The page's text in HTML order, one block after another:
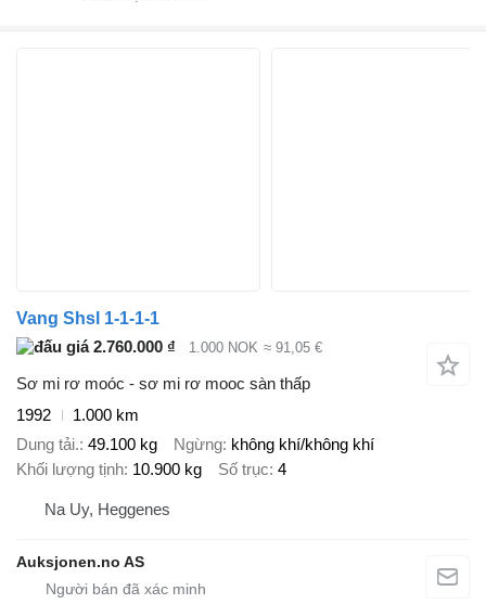
Vang Shsl 1-1-1-1
2.760.000 ₫
1.000 NOK ≈ 91,05 €
Sơ mi rơ moóc - sơ mi rơ mooc sàn thấp
1992
1.000 km
Dung tải. 49.100 kg Ngừng không khí/không khí
Khối lượng tịnh 10.900 kg Số trục 4
Na Uy, Heggenes
Auksjonen.no AS